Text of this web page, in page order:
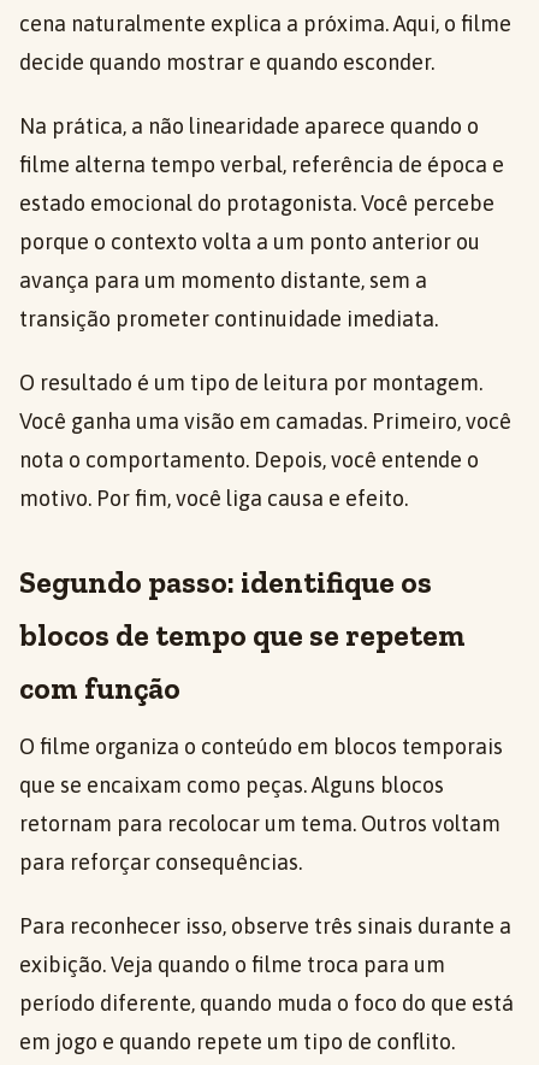
cena naturalmente explica a próxima. Aqui, o filme
decide quando mostrar e quando esconder.
Na prática, a não linearidade aparece quando o
filme alterna tempo verbal, referência de época e
estado emocional do protagonista. Você percebe
porque o contexto volta a um ponto anterior ou
avança para um momento distante, sem a
transição prometer continuidade imediata.
O resultado é um tipo de leitura por montagem.
Você ganha uma visão em camadas. Primeiro, você
nota o comportamento. Depois, você entende o
motivo. Por fim, você liga causa e efeito.
Segundo passo: identifique os
blocos de tempo que se repetem
com função
O filme organiza o conteúdo em blocos temporais
que se encaixam como peças. Alguns blocos
retornam para recolocar um tema. Outros voltam
para reforçar consequências.
Para reconhecer isso, observe três sinais durante a
exibição. Veja quando o filme troca para um
período diferente, quando muda o foco do que está
em jogo e quando repete um tipo de conflito.